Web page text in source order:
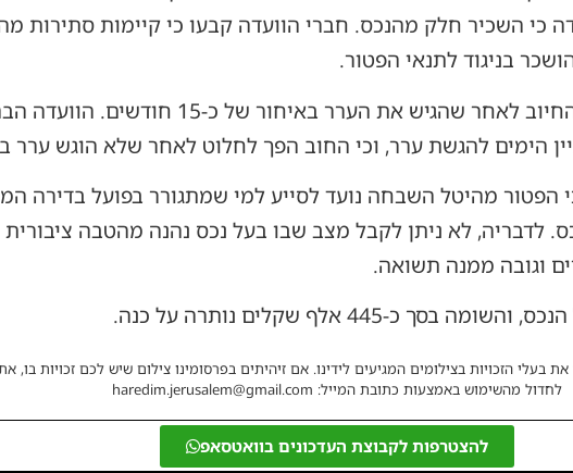
כי השכיר חלק מהנכס. חברי הוועדה קבעו כי קיימות סתירות
בניגוד לתנאי הפטור.
בנוסף נדחתה בקשתו לבטל את החיוב לאחר שהגיש את
הימים להגשת ערר, וכי החוב הפך לחלוט לאחר שלא הוגש ערר
מהיטל השבחה נועד לסייע למי שמתגורר בפועל בדירה
לדבריה, לא ניתן לקבל מצב שבו בעל נכס נהנה מהטבה
וגובה ממנה תשואה.
445 אלף שקלים נותרה על כנה.
בעלי הזכויות בצילומים המגיעים לידינו. אם זיהיתים בפרסומינו צילום שיש לכם זכויות בו,
לחדול מהשימוש באמצעות כתובת המייל: haredim.jerusalem@gmail.com
להצטרפות לקבוצת העדכונים בוואטסאפ